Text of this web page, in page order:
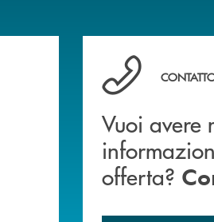
Vuoi avere
Vuoi avere
offerta?